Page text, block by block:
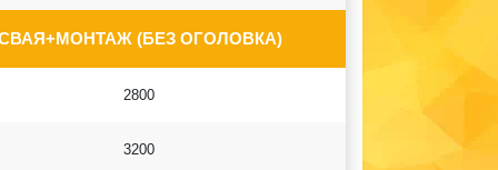
(БЕЗ ОГОЛОВКА)
2800
3200